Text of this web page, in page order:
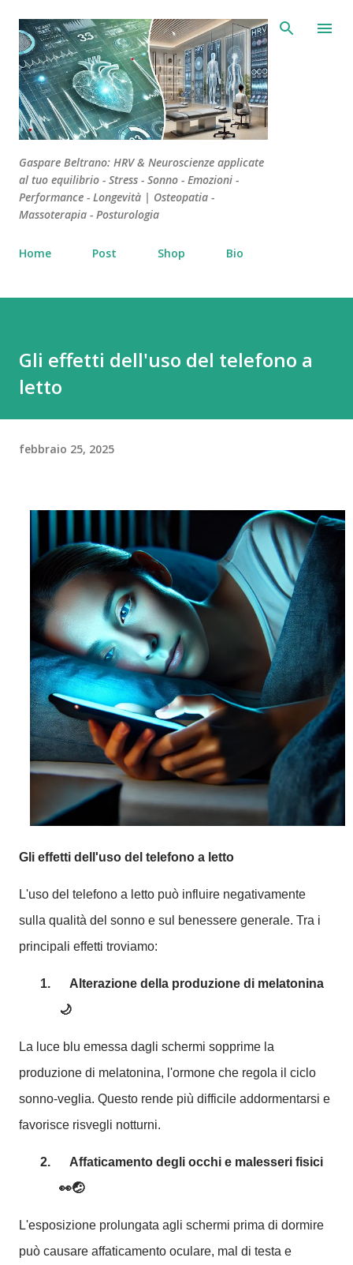
Passa ai contenuti principali
Gaspare Beltrano: HRV & Neuroscienze applicate
al tuo equilibrio - Stress - Sonno - Emozioni -
Performance - Longevità | Osteopatia -
Massoterapia - Posturologia
Home Post Shop Bio
Gli effetti dell'uso del telefono a
letto
febbraio 25, 2025
Gli effetti dell'uso del telefono a letto
L'uso del telefono a letto può influire negativamente
sulla qualità del sonno e sul benessere generale. Tra i
principali effetti troviamo:
1.
Alterazione della produzione di melatonina
🌙
La luce blu emessa dagli schermi sopprime la
produzione di melatonina, l'ormone che regola il ciclo
sonno-veglia. Questo rende più difficile addormentarsi e
favorisce risvegli notturni.
2.
Affaticamento degli occhi e malesseri fisici
👀🤕
L'esposizione prolungata agli schermi prima di dormire
può causare affaticamento oculare, mal di testa e